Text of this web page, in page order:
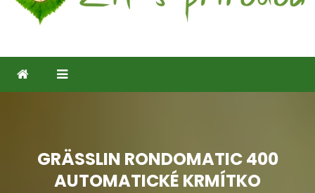
GRÄSSLIN RONDOMATIC 400
AUTOMATICKÉ KRMÍTKO